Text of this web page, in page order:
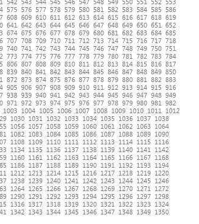
575 576 577 578 579 580 581 582 583 584 585
586
608 609 610 611 612 613 614 615 616 617 618 619
641 642 643 644 645 646 647 648 649 650 651
652
674 675 676 677 678 679 680 681 682 683 684 685
707 708 709 710 711 712 713 714 715 716 717 718
740 741 742 743 744 745 746 747 748 749 750 751
773 774 775 776 777 778 779 780 781 782 783 784
806 807 808 809 810 811 812 813 814 815 816 817
839 840 841 842 843 844 845 846 847 848 849 850
872 873 874 875 876 877 878 879 880 881 882 883
905 906 907 908 909 910 911 912 913 914 915 916
938 939 940 941 942 943 944 945 946 947 948 949
971 972 973 974 975 976 977 978 979 980 981
982
1003 1004 1005 1006 1007 1008 1009 1010 1011
1012
1030 1031 1032 1033 1034 1035 1036 1037 1038
1056 1057 1058 1059 1060 1061 1062 1063
1064
1082 1083 1084 1085 1086 1087 1088 1089 1090
1108 1109 1110 1111 1112 1113 1114 1115
1116
1134 1135 1136 1137 1138 1139 1140 1141
1142
1160 1161 1162 1163 1164 1165 1166 1167 1168
1186 1187 1188 1189 1190 1191 1192 1193
1194
1212 1213 1214 1215 1216 1217 1218 1219 1220
1238 1239 1240 1241 1242 1243 1244 1245
1246
1264 1265 1266 1267 1268 1269 1270 1271
1272
1290 1291 1292 1293 1294 1295 1296 1297 1298
1316 1317 1318 1319 1320 1321 1322 1323
1324
1342 1343 1344 1345 1346 1347 1348 1349 1350